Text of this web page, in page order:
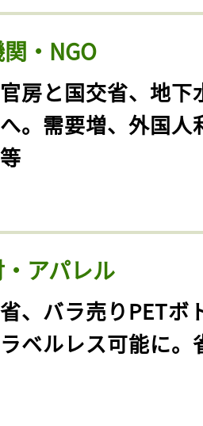
・NGO
官房と国交省、地下
。需要増、外国人
アパレル
、バラ売りPETボ
ベルレス可能に。